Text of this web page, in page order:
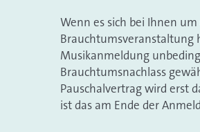
Wenn es sich bei Ihnen
Brauchtumsveranstaltung
Musikanmeldung
Brauchtumsnachlass
Pauschalvertrag wird erst
ist das am Ende der